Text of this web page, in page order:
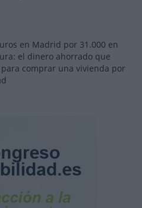
en Madrid por 31.000 en
el dinero ahorrado que
para comprar una vivienda por